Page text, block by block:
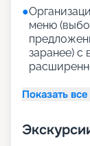
●
меню
заранее)
Показать